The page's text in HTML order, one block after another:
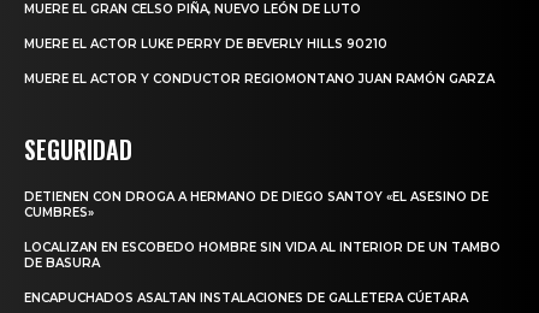
MUERE EL GRAN CELSO PIÑA, NUEVO LEÓN DE LUTO
MUERE EL ACTOR LUKE PERRY DE BEVERLY HILLS 90210
MUERE EL ACTOR Y CONDUCTOR REGIOMONTANO JUAN RAMÓN GARZA
SEGURIDAD
DETIENEN CON DROGA A HERMANO DE DIEGO SANTOY «EL ASESINO DE
CUMBRES»
LOCALIZAN EN ESCOBEDO HOMBRE SIN VIDA AL INTERIOR DE UN TAMBO
DE BASURA
ENCAPUCHADOS ASALTAN INSTALACIONES DE GALLETERA CÚETARA